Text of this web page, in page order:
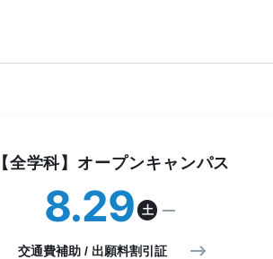
【全学科】オープンキャンパス
8 29 土
交通費補助 / 出願料割引証